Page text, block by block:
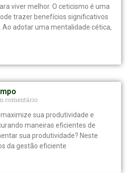
viver melhor. O ceticismo é uma
trazer benefícios significativos
Ao adotar uma mentalidade cética,
comentário
sua produtividade e
maneiras eficientes de
sua produtividade? Neste
da gestão eficiente